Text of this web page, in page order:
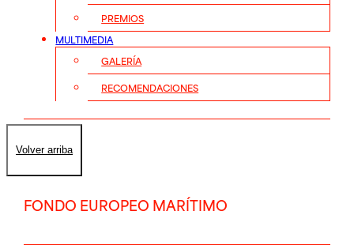
PREMIOS
MULTIMEDIA
GALERÍA
RECOMENDACIONES
Volver arriba
FONDO EUROPEO MARÍTIMO